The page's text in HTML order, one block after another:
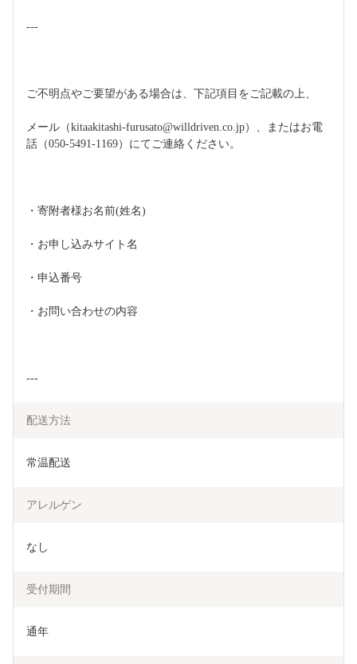
---
ご不明点やご要望がある場合は、下記項目をご記載の上、
メール（kitaakitashi-furusato@willdriven.co.jp）、またはお電
話（050-5491-1169）にてご連絡ください。
・寄附者様お名前(姓名)
・お申し込みサイト名
・申込番号
・お問い合わせの内容
---
配送方法
常温配送
アレルゲン
なし
受付期間
通年